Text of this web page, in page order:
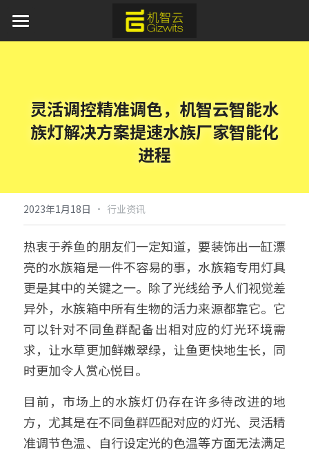
首页
产品服务
平台软件
模组硬件
方案中心
AI离线语音识别解决方案
取暖器智能化解决方案
加湿器智能化解决方案
水族灯智能化解决方案
鱼缸水泵智能化解决方案
智能家电/家居解决方案
鱼缸加热棒智能化解决方案
厨房电器智能化解决方案
工业物联网
IoT新能源
IoT新零售
新闻资讯
关于我们
开发者中心
申请开发板
搜索
English
灵活调控精准调色，机智云智能水
族灯解决方案提速水族厂家智能化
进程
2023年1月18日 · 行业资讯
热衷于养鱼的朋友们一定知道，要装饰出一缸漂
亮的水族箱是一件不容易的事，水族箱专用灯具
更是其中的关键之一。除了光线给予人们视觉差
异外，水族箱中所有生物的活力来源都靠它。它
可以针对不同鱼群配备出相对应的灯光环境需
求，让水草更加鲜嫩翠绿，让鱼更快地生长，同
时更加令人赏心悦目。
目前，市场上的水族灯仍存在许多待改进的地
方，尤其是在不同鱼群匹配对应的灯光、灵活精
准调节色温、自行设定光的色温等方面无法满足